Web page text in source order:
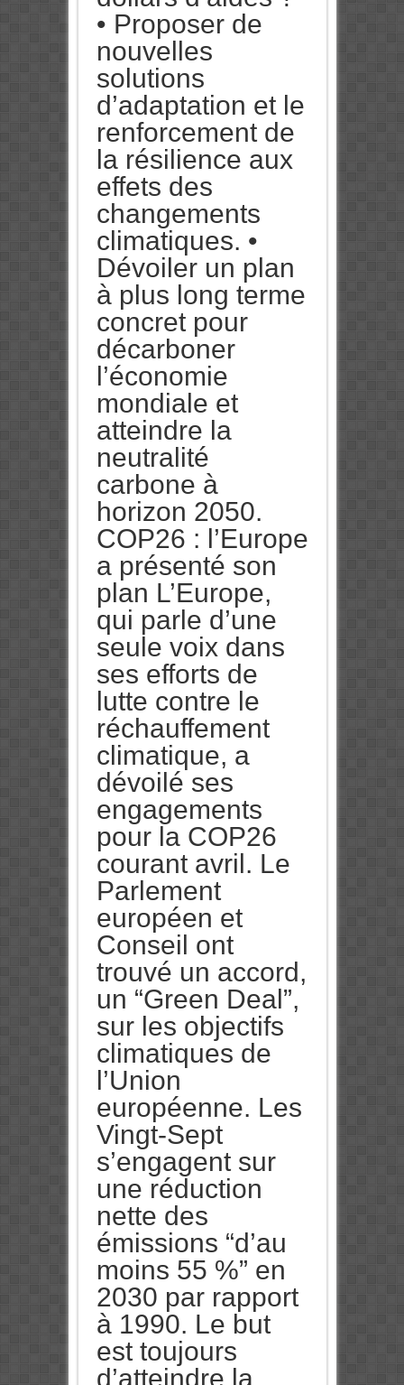
• Proposer de
nouvelles
solutions
d’adaptation et le
renforcement de
la résilience aux
effets des
changements
climatiques. •
Dévoiler un plan
à plus long terme
concret pour
décarboner
l’économie
mondiale et
atteindre la
neutralité
carbone à
horizon 2050.
COP26 : l’Europe
a présenté son
plan L’Europe,
qui parle d’une
seule voix dans
ses efforts de
lutte contre le
réchauffement
climatique, a
dévoilé ses
engagements
pour la COP26
courant avril. Le
Parlement
européen et
Conseil ont
trouvé un accord,
un “Green Deal”,
sur les objectifs
climatiques de
l’Union
européenne. Les
Vingt-Sept
s’engagent sur
une réduction
nette des
émissions “d’au
moins 55 %” en
2030 par rapport
à 1990. Le but
est toujours
d’atteindre la